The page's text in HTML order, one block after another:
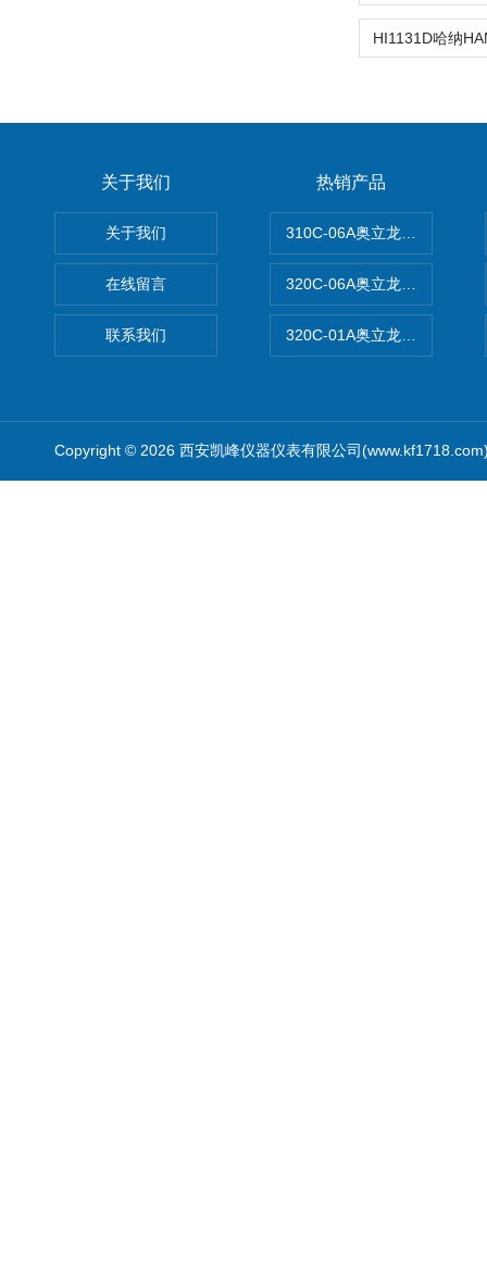
关于我们
关于我们
在线留言
联系我们
热销产品
310C-06A奥立龙实验室台式
320C-06A奥立龙实验室便携
320C-01A奥立龙实验室便携
Copyright © 2026 西安凯峰仪器仪表有限公司